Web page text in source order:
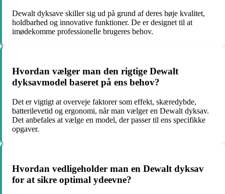
Dewalt dyksave skiller sig ud på grund af deres høje kvalitet,
holdbarhed og innovative funktioner. De er designet til at
imødekomme professionelle brugeres behov.
Hvordan vælger man den rigtige Dewalt
dyksavmodel baseret på ens behov?
Det er vigtigt at overveje faktorer som effekt, skæredybde,
batterilevetid og ergonomi, når man vælger en Dewalt dyksav.
Det anbefales at vælge en model, der passer til ens specifikke
opgaver.
Hvordan vedligeholder man en Dewalt dyksav
for at sikre optimal ydeevne?